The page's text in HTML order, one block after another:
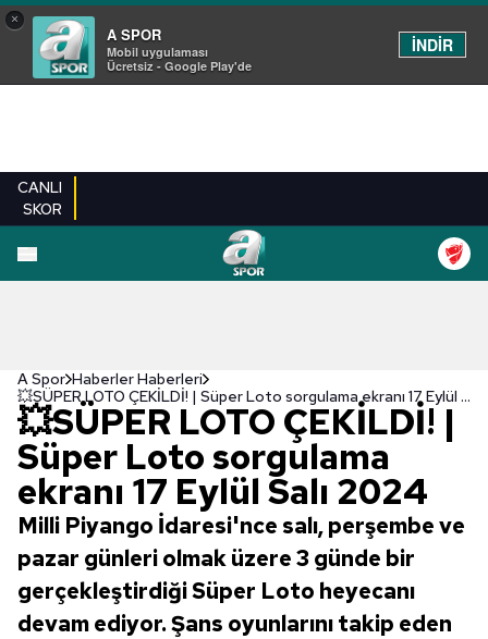
×
A SPOR
Mobil uygulaması
Ücretsiz - Google Play'de
İNDİR
CANLI
SKOR
A Spor Haberler Haberleri
💥SÜPER LOTO ÇEKİLDİ! | Süper Loto sorgulama ekranı 17 Eylül Salı 2024
💥SÜPER LOTO ÇEKİLDİ! |
Süper Loto sorgulama
ekranı 17 Eylül Salı 2024
Milli Piyango İdaresi'nce salı, perşembe ve
pazar günleri olmak üzere 3 günde bir
gerçekleştirdiği Süper Loto heyecanı
devam ediyor. Şans oyunlarını takip eden